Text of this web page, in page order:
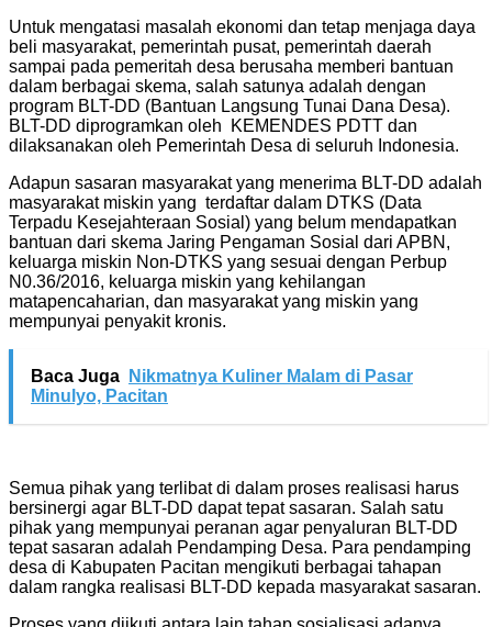
Untuk mengatasi masalah ekonomi dan tetap menjaga daya
beli masyarakat, pemerintah pusat, pemerintah daerah
sampai pada pemeritah desa berusaha memberi bantuan
dalam berbagai skema, salah satunya adalah dengan
program BLT-DD (Bantuan Langsung Tunai Dana Desa).
BLT-DD diprogramkan oleh KEMENDES PDTT dan
dilaksanakan oleh Pemerintah Desa di seluruh Indonesia.
Adapun sasaran masyarakat yang menerima BLT-DD adalah
masyarakat miskin yang terdaftar dalam DTKS (Data
Terpadu Kesejahteraan Sosial) yang belum mendapatkan
bantuan dari skema Jaring Pengaman Sosial dari APBN,
keluarga miskin Non-DTKS yang sesuai dengan Perbup
N0.36/2016, keluarga miskin yang kehilangan
matapencaharian, dan masyarakat yang miskin yang
mempunyai penyakit kronis.
Baca Juga
Nikmatnya Kuliner Malam di Pasar
Minulyo, Pacitan
Semua pihak yang terlibat di dalam proses realisasi harus
bersinergi agar BLT-DD dapat tepat sasaran. Salah satu
pihak yang mempunyai peranan agar penyaluran BLT-DD
tepat sasaran adalah Pendamping Desa. Para pendamping
desa di Kabupaten Pacitan mengikuti berbagai tahapan
dalam rangka realisasi BLT-DD kepada masyarakat sasaran.